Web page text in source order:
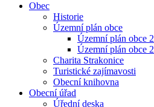
Obec
Historie
Územní plán obce
Územní plán obce
Územní plán obce
Charita Strakonice
Turistické zajímavosti
Obecní knihovna
Obecní úřad
Úřední deska